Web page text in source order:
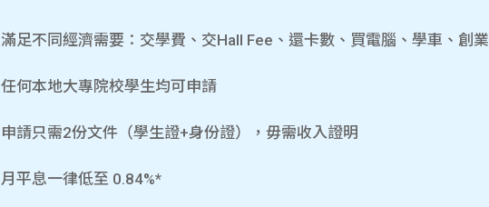
滿足不同經濟需要：交學費、交Hall Fee、還卡數、買電腦、學車、創業
任何本地大專院校學生均可申請
申請只需2份文件（學生證+身份證），毋需收入證明
月平息一律低至 0.84%*